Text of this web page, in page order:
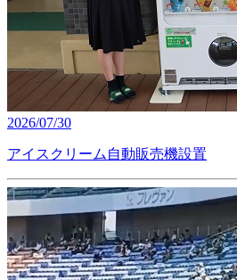
2026/07/30
アイスクリーム自動販売機設置